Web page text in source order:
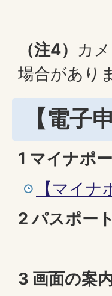
（注4） カ
場合があり
【電子
1 マイナポ
【マイ
2 パスポー
3 画面の案